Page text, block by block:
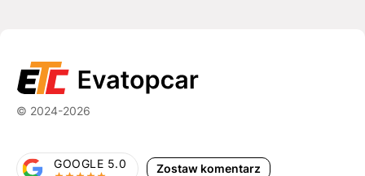
© 2024-2026
Zostaw komentarz
GOOGLE 5.0